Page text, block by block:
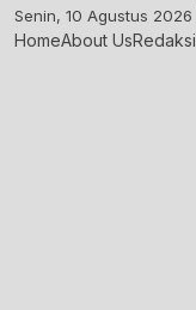
Skip
to
Senin, 10 Agustus 2026
HomeAbout UsRedaksi